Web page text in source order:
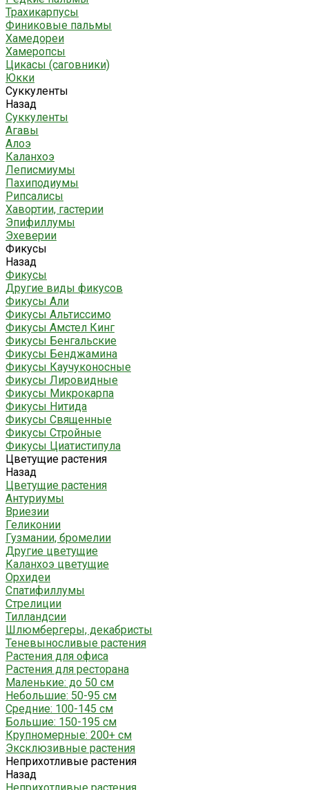
Трахикарпусы
Финиковые пальмы
Хамедореи
Хамеропсы
Цикасы (саговники)
Юкки
Суккуленты
Назад
Суккуленты
Агавы
Алоэ
Каланхоэ
Леписмиумы
Пахиподиумы
Рипсалисы
Хавортии, гастерии
Эпифиллумы
Эхеверии
Фикусы
Назад
Фикусы
Другие виды фикусов
Фикусы Али
Фикусы Альтиссимо
Фикусы Амстел Кинг
Фикусы Бенгальские
Фикусы Бенджамина
Фикусы Каучуконосные
Фикусы Лировидные
Фикусы Микрокарпа
Фикусы Нитида
Фикусы Священные
Фикусы Стройные
Фикусы Циатистипула
Цветущие растения
Назад
Цветущие растения
Антуриумы
Вриезии
Геликонии
Гузмании, бромелии
Другие цветущие
Каланхоэ цветущие
Орхидеи
Спатифиллумы
Стрелиции
Тилландсии
Шлюмбергеры, декабристы
Теневыносливые растения
Растения для офиса
Растения для ресторана
Маленькие: до 50 см
Небольшие: 50-95 см
Средние: 100-145 см
Большие: 150-195 см
Крупномерные: 200+ см
Эксклюзивные растения
Неприхотливые растения
Назад